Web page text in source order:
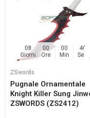
08
Giorni
00
Ore
00
Min
45
Sec
ZSwords
Pugnale Ornamentale
Knight Killer Sung
ZSWORDS (ZS2412)